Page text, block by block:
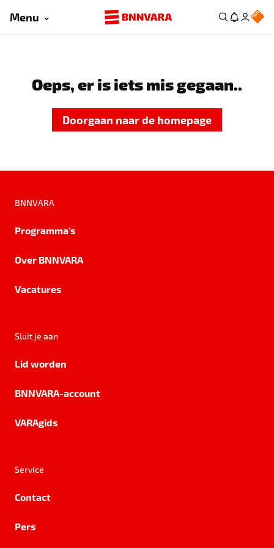
Menu
Oeps, er is iets mis gegaan..
Doorgaan naar de homepage
BNNVARA
Programma's
Over BNNVARA
Vacatures
Sluit je aan
Lid worden
BNNVARA-account
VARAgids
Service
Contact
Pers